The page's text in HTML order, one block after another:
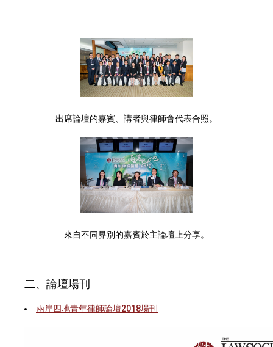
出席論壇的嘉賓、講者與律師會代表合照。
來自不同界別的嘉賓於主論壇上分享。
二、論壇場刊
兩岸四地青年律師論壇2018場刊